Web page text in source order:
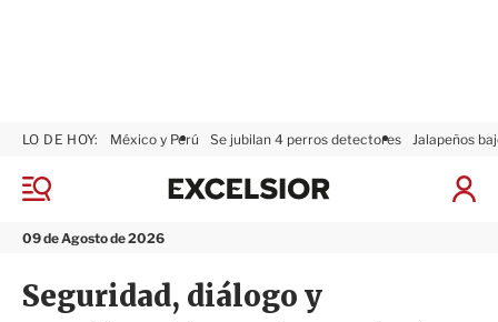
M
n
09 de Agosto de 2026
LO DE HOY: México y Perú Se jubilan 4 perros detectores Jalapeños
I
x
Seguridad, diálogo y